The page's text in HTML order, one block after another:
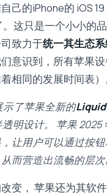
己的iPhone的 iOS
。这只是一个小小的
致力于统一其生态
意识到，所有苹果
相同的发展时间表）
了苹果全新的
明设计。 苹果 2025
让用户可以通过按
而营造出流畅的层次
变， 苹果还为其软